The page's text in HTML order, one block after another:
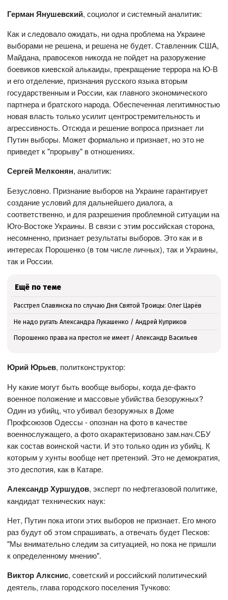
Герман Янушевский, социолог и системный аналитик:
Как и следовало ожидать, ни одна проблема на Украине
выборами не решена, и решена не будет. Ставленник США,
Майдана, правосеков никогда не пойдет на разоружение
боевиков киевской алькаиды, прекращение террора на Ю-В
и его отделение, признания русского языка вторым
государственным и России, как главного экономического
партнера и братского народа. Обеспеченная легитимностью
новая власть только усилит центростремительность и
агрессивность. Отсюда и решение вопроса признает ли
Путин выборы. Может формально и признает, но это не
приведет к "прорыву" в отношениях.
Сергей Мелконян, аналитик:
Безусловно. Признание выборов на Украине гарантирует
создание условий для дальнейшего диалога, а
соответственно, и для разрешения проблемной ситуации на
Юго-Востоке Украины. В связи с этим российская сторона,
несомненно, признает результаты выборов. Это как и в
интересах Порошенко (в том числе личных), так и Украины,
так и России.
Ещё по теме
Расстрел Славянска по случаю Дня Святой Троицы: Олег Царёв
Не надо ругать Александра Лукашенко / Андрей Куприков
Порошенко права на престол не имеет / Александр Васильев
Юрий Юрьев, политконструктор:
Ну какие могут быть вообще выборы, когда де-факто
военное положение и массовые убийства безоружных?
Один из убийц, что убивал безоружных в Доме
Профсоюзов Одессы - опознан на фото в качестве
военнослужащего, а фото охарактеризовано зам.нач.СБУ
как состав воинской части. И это только один из убийц. К
которым у хунты вообще нет претензий. Это не демократия,
это деспотия, как в Катаре.
Александр Хуршудов, эксперт по нефтегазовой политике,
кандидат технических наук:
Нет, Путин пока итоги этих выборов не признает. Его много
раз будут об этом спрашивать, а отвечать будет Песков:
"Мы внимательно следим за ситуацией, но пока не пришли
к определенному мнению".
Виктор Алкснис, советский и российский политический
деятель, глава городского поселения Тучково: